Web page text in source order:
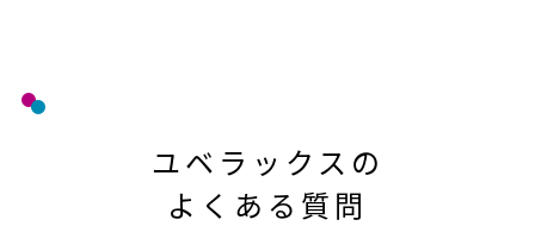
ユベラックスの
よくある質問